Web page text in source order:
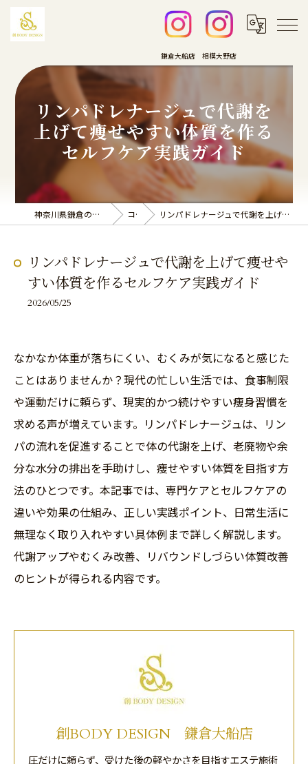
リンパドレナージュで代謝を
上げて痩せやすい体質を作る
セルフケア実践ガイド
神奈川県鎌倉のエステなら創BODY DESIGN コラム リンパドレナージュで代謝を上げて痩せやすい体質を作るセルフケア実践ガイド
リンパドレナージュで代謝を上げて痩せや
すい体質を作るセルフケア実践ガイド
2026/05/25
なかなか体重が落ちにくい、むくみが気になると感じた
ことはありませんか？現代の忙しい生活では、食事制限
や運動だけに頼らず、現実的かつ続けやすい痩身習慣を
求める声が増えています。リンパドレナージュは、リン
パの流れを促進することで体の代謝を上げ、老廃物や余
分な水分の排出を手助けし、痩せやすい体質を目指す方
法のひとつです。本記事では、専門ケアとセルフケアの
違いや効果の仕組み、正しい実践ポイント、日常生活に
無理なく取り入れやすい具体例まで詳しく解説します。
代謝アップやむくみ改善、リバウンドしづらい体質改善
のヒントが得られる内容です。
創BODY DESIGN 鎌倉大船店
圧だけに頼らず、受けた後の軽やかさを目指すエステ施術